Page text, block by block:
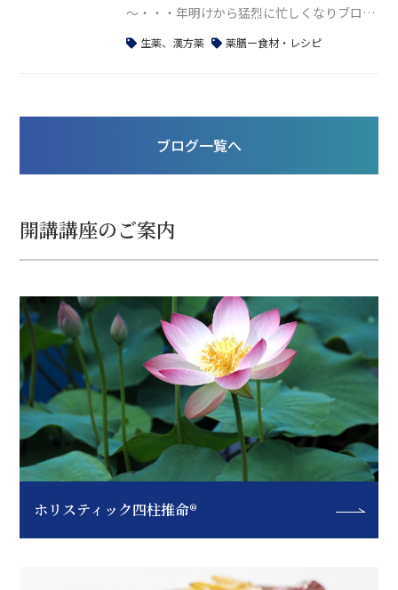
～・・・年明けから猛烈に忙しくなりブログ
の更新ができませんでした。新たにフリーラ
ら休みがとれたという感じです(笑) 今日は、
生薬、漢方薬 薬膳ー食材・レシピ
ブログ一覧へ
開講講座のご案内
ホリスティック四柱推命®